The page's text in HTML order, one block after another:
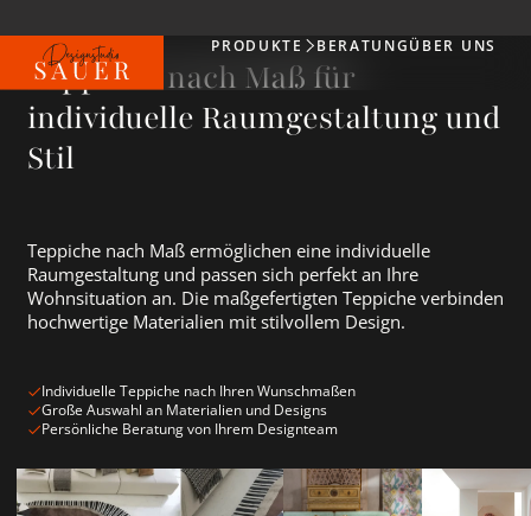
Produkte
PRODUKTE BERATUNGÜBER UNS
Teppiche nach Maß für
individuelle Raumgestaltung und
Stil
Teppiche nach Maß ermöglichen eine individuelle
Raumgestaltung und passen sich perfekt an Ihre
Wohnsituation an. Die maßgefertigten Teppiche verbinden
hochwertige Materialien mit stilvollem Design.
Individuelle Teppiche nach Ihren Wunschmaßen
Große Auswahl an Materialien und Designs
Persönliche Beratung von Ihrem Designteam
Wohnzimmerteppich ansehen Beige Teppiche ansehen
Runde